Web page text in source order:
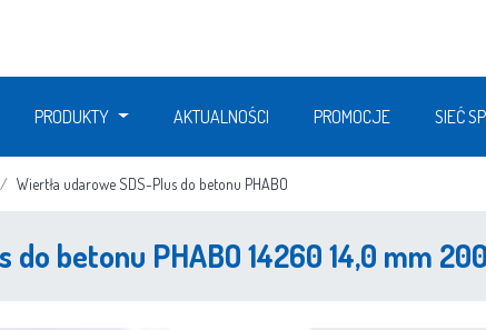
PRODUKTY AKTUALNOŚCI PROMOCJE SIEĆ
Wiertła udarowe SDS-Plus do betonu PHABO
do betonu PHABO 14260 14,0 mm